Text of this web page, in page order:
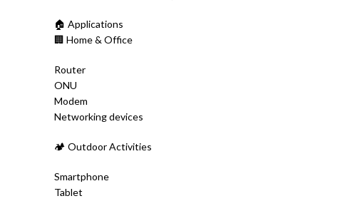
🏠 Applications
🏢 Home & Office
Router
ONU
Modem
Networking devices
🏕 Outdoor Activities
Smartphone
Tablet